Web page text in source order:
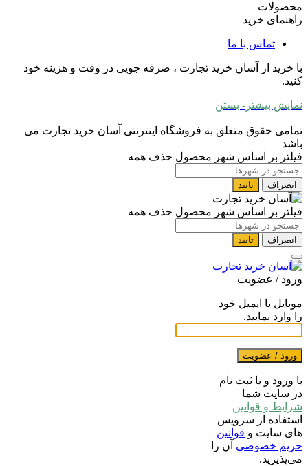
محصولات
راهنمای خرید
تماس با ما
با خرید از آسان خرید تجارت ، صرفه جویی در وقت و هزینه خود
کنید.
نمایش بیشتر - بستن
تمامی حقوق متعلق به فروشگاه اینترنتی آسان خرید تجارت می
باشد
فیلتر بر اساس شهر محصول حذف همه
انصراف تایید
فیلتر بر اساس شهر محصول حذف همه
انصراف تایید
ورود / عضویت
موبایل یا ایمیل خود
را وارد نمایید.
ورود / عضویت
با ورود و یا ثبت نام
در سایت شما
شرایط و قوانین
استفاده از سرویس
های سایت و قوانین
حریم خصوصی آن را
می‌پذیرید.